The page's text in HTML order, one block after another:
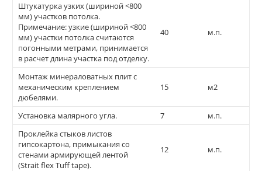
Штукатурка узких (шириной <800
мм) участков потолка.
Примечание: узкие (шириной <800
мм) участки потолка считаются
погонными метрами, принимается
в расчет длина участка под отделку.
40 м.п.
Монтаж минераловатных плит с
механическим креплением
дюбелями.
15 м2
Установка малярного угла. 7
м.п.
Проклейка стыков листов
гипсокартона, примыкания со
стенами армирующей лентой
(Strait flex Tuff tape).
12 м.п.